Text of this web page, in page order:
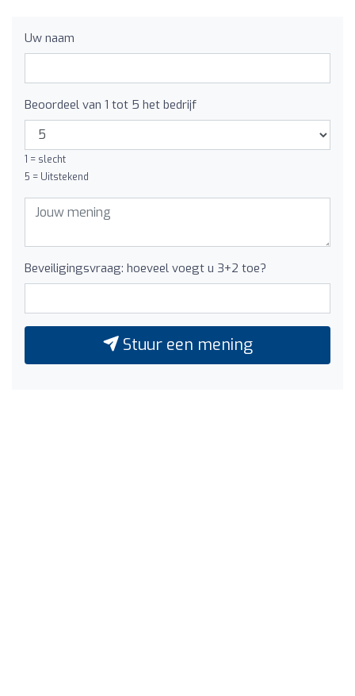
Uw naam
Beoordeel van 1 tot 5 het bedrijf
1 = slecht
5 = Uitstekend
Beveiligingsvraag: hoeveel voegt u 3+2 toe?
Stuur een mening